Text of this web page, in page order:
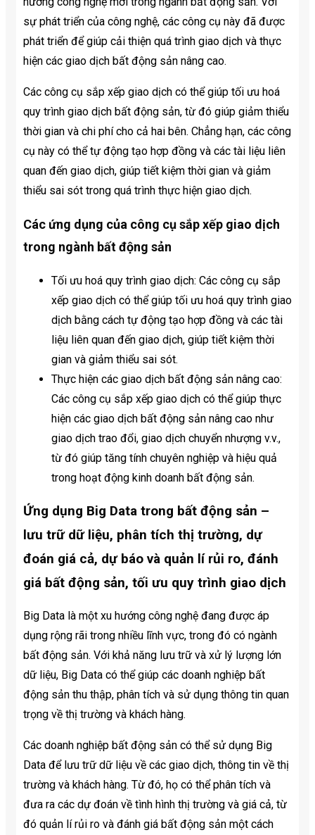
sự phát triển của công nghệ, các công cụ này đã được
phát triển để giúp cải thiện quá trình giao dịch và thực
hiện các giao dịch bất động sản nâng cao.
Các công cụ sắp xếp giao dịch có thể giúp tối ưu hoá
quy trình giao dịch bất động sản, từ đó giúp giảm thiểu
thời gian và chi phí cho cả hai bên. Chẳng hạn, các công
cụ này có thể tự động tạo hợp đồng và các tài liệu liên
quan đến giao dịch, giúp tiết kiệm thời gian và giảm
thiểu sai sót trong quá trình thực hiện giao dịch.
Các ứng dụng của công cụ sắp xếp giao dịch
trong ngành bất động sản
Tối ưu hoá quy trình giao dịch: Các công cụ sắp
xếp giao dịch có thể giúp tối ưu hoá quy trình giao
dịch bằng cách tự động tạo hợp đồng và các tài
liệu liên quan đến giao dịch, giúp tiết kiệm thời
gian và giảm thiểu sai sót.
Thực hiện các giao dịch bất động sản nâng cao:
Các công cụ sắp xếp giao dịch có thể giúp thực
hiện các giao dịch bất động sản nâng cao như
giao dịch trao đổi, giao dịch chuyển nhượng v.v.,
từ đó giúp tăng tính chuyên nghiệp và hiệu quả
trong hoạt động kinh doanh bất động sản.
Ứng dụng Big Data trong bất động sản –
lưu trữ dữ liệu, phân tích thị trường, dự
đoán giá cả, dự báo và quản lí rủi ro, đánh
giá bất động sản, tối ưu quy trình giao dịch
Big Data là một xu hướng công nghệ đang được áp
dụng rộng rãi trong nhiều lĩnh vực, trong đó có ngành
bất động sản. Với khả năng lưu trữ và xử lý lượng lớn
dữ liệu, Big Data có thể giúp các doanh nghiệp bất
động sản thu thập, phân tích và sử dụng thông tin quan
trọng về thị trường và khách hàng.
Các doanh nghiệp bất động sản có thể sử dụng Big
Data để lưu trữ dữ liệu về các giao dịch, thông tin về thị
trường và khách hàng. Từ đó, họ có thể phân tích và
đưa ra các dự đoán về tình hình thị trường và giá cả, từ
đó quản lí rủi ro và đánh giá bất động sản một cách